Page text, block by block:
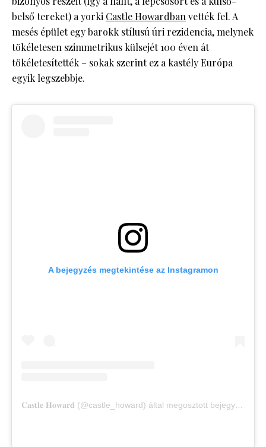
belső tereket) a yorki Castle Howardban vették fel. A
mesés épület egy barokk stílusú úri rezidencia, melynek
tökéletesen szimmetrikus külsejét 100 éven át
tökéletesítették – sokak szerint ez a kastély Európa
egyik legszebbje.
A bejegyzés megtekintése az Instagramon
𝐂𝐚𝐬𝐭𝐥𝐞 𝐇𝐨𝐰𝐚𝐫𝐝 (@castle_howard) által megosztott bejegyzés